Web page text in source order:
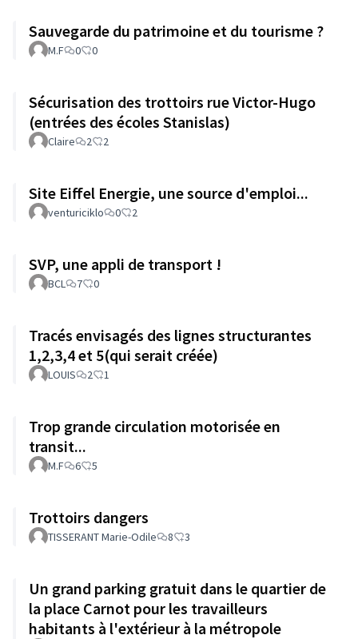
Sauvegarde du patrimoine et du tourisme ?
M.F 0 0
Sécurisation des trottoirs rue Victor-Hugo
(entrées des écoles Stanislas)
Claire 2 2
Site Eiffel Energie, une source d'emploi...
venturiciklo 0 2
SVP, une appli de transport !
BCL 7 0
Tracés envisagés des lignes structurantes
1,2,3,4 et 5(qui serait créée)
LOUIS 2 1
Trop grande circulation motorisée en
transit...
M.F 6 5
Trottoirs dangers
TISSERANT Marie-Odile 8 3
Un grand parking gratuit dans le quartier de
la place Carnot pour les travailleurs
habitants à l'extérieur à la métropole